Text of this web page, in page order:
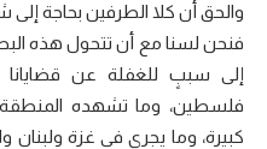
والحق أن كلا الطرفين بحاجة إلى
فنحن لسنا مع أن تتحول هذه
إلى سببٍ للغفلة عن
فلسطين، وما تشهده
كبيرة، وما يجري في غزة ولبنان